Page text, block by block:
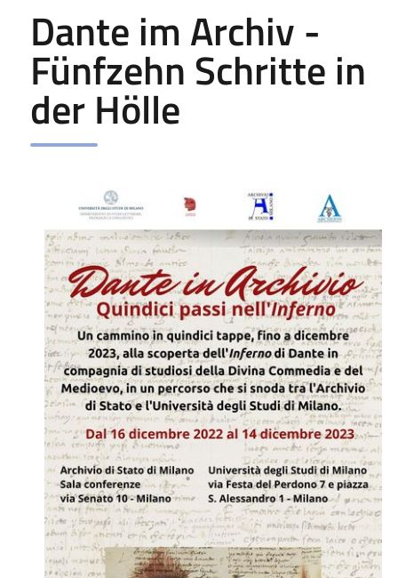
Dante im Archiv -
Fünfzehn Schritte in
der Hölle